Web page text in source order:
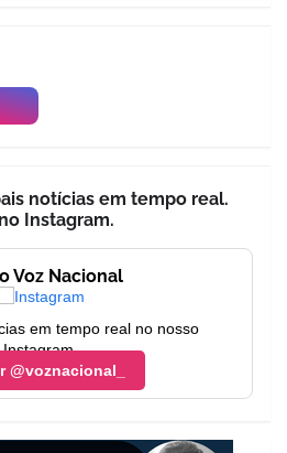
notícias em tempo real.
Instagram.
Voz Nacional
em tempo real no nosso
Instagram.
@voznacional_